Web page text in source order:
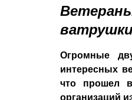
Огромные
интересных
что прошел в
организаций